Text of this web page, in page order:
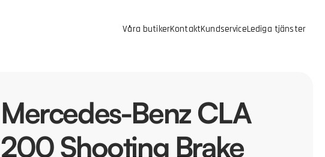
Våra butikerKontaktKundserviceLediga tjänster
Mercedes-Benz CLA
200 Shooting Brake